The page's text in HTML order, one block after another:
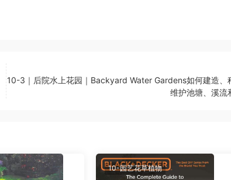
10-3｜后院水上花园｜Backyard Water Gardens如何建造、
维护池塘、溪流
10-园艺花草植物